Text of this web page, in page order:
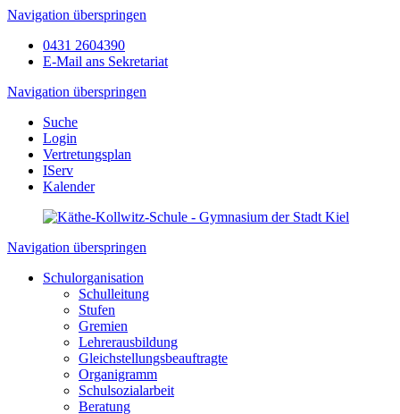
Navigation überspringen
0431 2604390
E-Mail ans Sekretariat
Navigation überspringen
Suche
Login
Vertretungsplan
IServ
Kalender
Navigation überspringen
Schulorganisation
Schulleitung
Stufen
Gremien
Lehrerausbildung
Gleichstellungsbeauftragte
Organigramm
Schulsozialarbeit
Beratung